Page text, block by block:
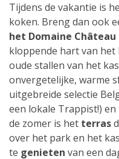
Tijdens de vakantie is
koken. Breng dan ook
het Domaine
kloppende hart van het
oude stallen van het
onvergetelijke, warme
uitgebreide selectie
een lokale Trappist!)
de zomer is het terras
over het park en het
te genieten van een